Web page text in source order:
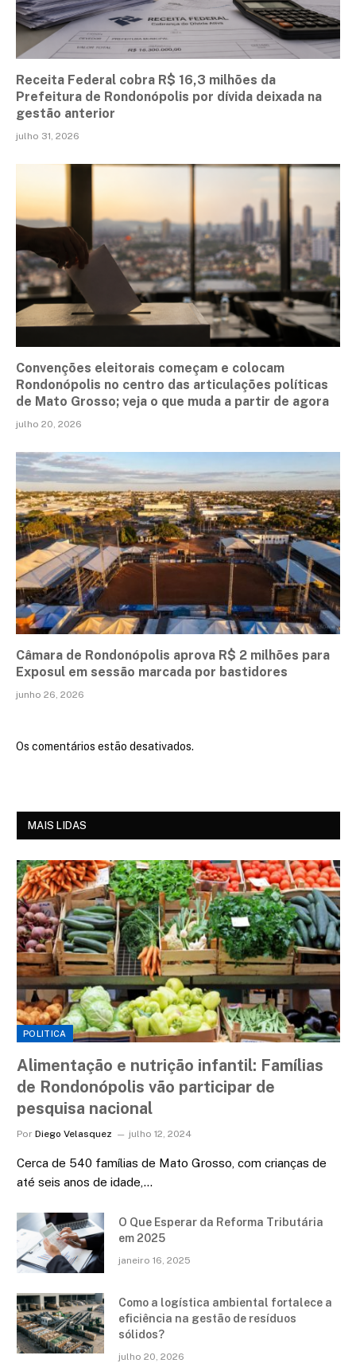
Receita Federal cobra R$ 16,3 milhões da
Prefeitura de Rondonópolis por dívida deixada na
gestão anterior
julho 31, 2026
Convenções eleitorais começam e colocam
Rondonópolis no centro das articulações políticas
de Mato Grosso; veja o que muda a partir de agora
julho 20, 2026
Câmara de Rondonópolis aprova R$ 2 milhões para
Exposul em sessão marcada por bastidores
junho 26, 2026
Os comentários estão desativados.
MAIS LIDAS
POLITICA
Alimentação e nutrição infantil: Famílias
de Rondonópolis vão participar de
pesquisa nacional
Por Diego Velasquez julho 12, 2024
Cerca de 540 famílias de Mato Grosso, com crianças de
até seis anos de idade,…
O Que Esperar da Reforma Tributária
em 2025
janeiro 16, 2025
Como a logística ambiental fortalece a
eficiência na gestão de resíduos
sólidos?
julho 20, 2026